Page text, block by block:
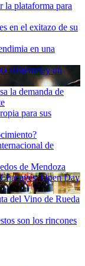
la plataforma para
en el exitazo de su
en una
asistentes y un
la demanda de
para sus
de
de Mendoza
Open Day
del Vino de Rueda
son los rincones